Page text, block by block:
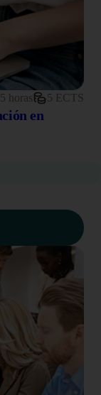
horas 5 ECTS
en